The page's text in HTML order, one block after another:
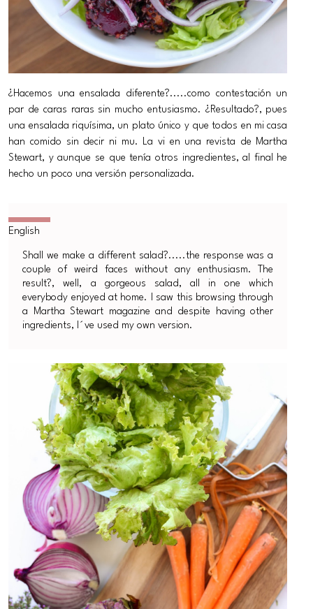
¿Hacemos una ensalada diferente?.....como contestación un
par de caras raras sin mucho entusiasmo. ¿Resultado?, pues
una ensalada riquísima, un plato único y que todos en mi casa
han comido sin decir ni mu. La vi en una revista de Martha
Stewart, y aunque se que tenía otros ingredientes, al final he
hecho un poco una versión personalizada.
Shall we make a different salad?.....the response was a
couple of weird faces without any enthusiasm. The
result?, well, a gorgeous salad, all in one which
everybody enjoyed at home. I saw this browsing through
a Martha Stewart magazine and despite having other
ingredients, I´ve used my own version.